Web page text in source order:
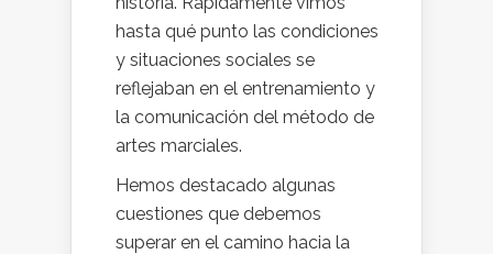
hasta qué punto las condiciones
y situaciones sociales se
reflejaban en el entrenamiento y
la comunicación del método de
artes marciales.
Hemos destacado algunas
cuestiones que debemos
superar en el camino hacia la